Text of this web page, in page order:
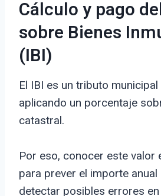
Cálculo y pago
sobre Bienes
(IBI)
El IBI es un tributo
aplicando un porcentaje
catastral.
Por eso, conocer este valor
para prever el importe anual
detectar posibles errores